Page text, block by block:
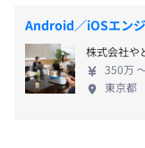
て評価に関する制
「反省」「次やり
もとに、定期的に
一緒に振り返りが
3カ月（条件などの
く働ける環境も重要です。 ＜充実
全週休2日制で年
率70％（平均取
時間は8.5時間程
Android／iOSエン
株式会社や
350万
東京都